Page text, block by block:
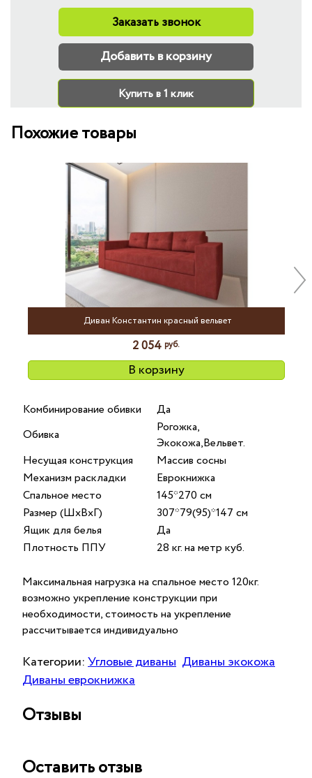
Заказать звонок
Добавить в корзину
Купить в 1 клик
Похожие товары
Диван Константин красный вельвет
2 054 руб.
В корзину
Комбинирование обивки
Да
Обивка
Рогожка,
Экокожа,Вельвет.
Несущая конструкция
Массив сосны
Механизм раскладки
Еврокнижка
Спальное место
145*270 см
Размер (ШхВхГ)
307*79(95)*147 см
Ящик для белья
Да
Плотность ППУ
28 кг. на метр куб.
Максимальная нагрузка на спальное место 120кг.
возможно укрепление конструкции при
необходимости, стоимость на укрепление
рассчитывается индивидуально
Категории:Угловые диваны Диваны экокожа
Диваны еврокнижка
Отзывы
Оставить отзыв